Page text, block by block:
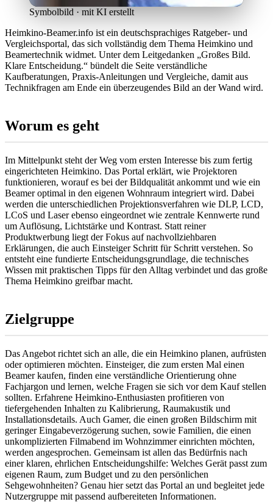
Symbolbild · mit KI erstellt
Heimkino-Beamer.info ist ein deutschsprachiges Ratgeber- und
Vergleichsportal, das sich vollständig dem Thema Heimkino und
Beamertechnik widmet. Unter dem Leitgedanken „Großes Bild.
Klare Entscheidung.“ bündelt die Seite verständliche
Kaufberatungen, Praxis-Anleitungen und Vergleiche, damit aus
Technikfragen am Ende ein überzeugendes Bild an der Wand wird.
Worum es geht
Im Mittelpunkt steht der Weg vom ersten Interesse bis zum fertig
eingerichteten Heimkino. Das Portal erklärt, wie Projektoren
funktionieren, worauf es bei der Bildqualität ankommt und wie ein
Beamer optimal in den eigenen Wohnraum integriert wird. Dabei
werden die unterschiedlichen Projektionsverfahren wie DLP, LCD,
LCoS und Laser ebenso eingeordnet wie zentrale Kennwerte rund
um Auflösung, Lichtstärke und Kontrast. Statt reiner
Produktwerbung liegt der Fokus auf nachvollziehbaren
Erklärungen, die auch Einsteiger Schritt für Schritt verstehen. So
entsteht eine fundierte Entscheidungsgrundlage, die technisches
Wissen mit praktischen Tipps für den Alltag verbindet und das große
Thema Heimkino greifbar macht.
Zielgruppe
Das Angebot richtet sich an alle, die ein Heimkino planen, aufrüsten
oder optimieren möchten. Einsteiger, die zum ersten Mal einen
Beamer kaufen, finden eine verständliche Orientierung ohne
Fachjargon und lernen, welche Fragen sie sich vor dem Kauf stellen
sollten. Erfahrene Heimkino-Enthusiasten profitieren von
tiefergehenden Inhalten zu Kalibrierung, Raumakustik und
Installationsdetails. Auch Gamer, die einen großen Bildschirm mit
geringer Eingabeverzögerung suchen, sowie Familien, die einen
unkomplizierten Filmabend im Wohnzimmer einrichten möchten,
werden angesprochen. Gemeinsam ist allen das Bedürfnis nach
einer klaren, ehrlichen Entscheidungshilfe: Welches Gerät passt zum
eigenen Raum, zum Budget und zu den persönlichen
Sehgewohnheiten? Genau hier setzt das Portal an und begleitet jede
Nutzergruppe mit passend aufbereiteten Informationen.